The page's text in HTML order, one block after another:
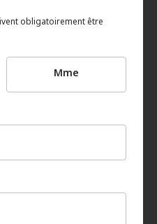
obligatoirement être
Mme